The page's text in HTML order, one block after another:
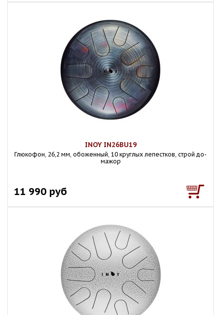
INOY IN26BU19
Глюкофон, 26,2 мм, обоженный, 10 круглых лепестков, строй до-
мажор
11 990 руб